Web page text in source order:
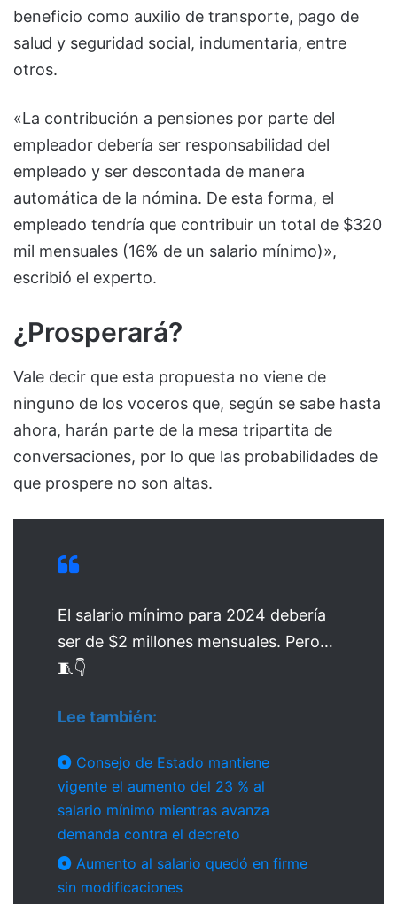
beneficio como auxilio de transporte, pago de
salud y seguridad social, indumentaria, entre
otros.
«La contribución a pensiones por parte del
empleador debería ser responsabilidad del
empleado y ser descontada de manera
automática de la nómina. De esta forma, el
empleado tendría que contribuir un total de $320
mil mensuales (16% de un salario mínimo)»,
escribió el experto.
¿Prosperará?
Vale decir que esta propuesta no viene de
ninguno de los voceros que, según se sabe hasta
ahora, harán parte de la mesa tripartita de
conversaciones, por lo que las probabilidades de
que prospere no son altas.
El salario mínimo para 2024 debería
ser de $2 millones mensuales. Pero…
🧵👇
Lee también:
Consejo de Estado mantiene
vigente el aumento del 23 % al
salario mínimo mientras avanza
demanda contra el decreto
Aumento al salario quedó en firme
sin modificaciones